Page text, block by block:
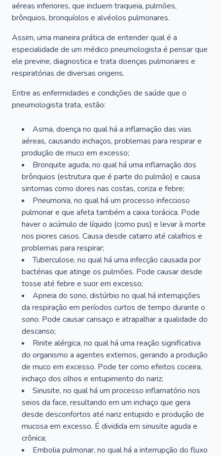
aéreas inferiores, que incluem traqueia, pulmões,
brônquios, bronquíolos e alvéolos pulmonares.
Assim, uma maneira prática de entender qual é a
especialidade de um médico pneumologista é pensar que
ele previne, diagnostica e trata doenças pulmonares e
respiratórias de diversas origens.
Entre as enfermidades e condições de saúde que o
pneumologista trata, estão:
Asma, doença no qual há a inflamação das vias
aéreas, causando inchaços, problemas para respirar e
produção de muco em excesso;
Bronquite aguda, no qual há uma inflamação dos
brônquios (estrutura que é parte do pulmão) e causa
sintomas como dores nas costas, coriza e febre;
Pneumonia, no qual há um processo infeccioso
pulmonar e que afeta também a caixa torácica. Pode
haver o acúmulo de líquido (como pus) e levar à morte
nos piores casos. Causa desde catarro até calafrios e
problemas para respirar;
Tuberculose, no qual há uma infecção causada por
bactérias que atinge os pulmões. Pode causar desde
tosse até febre e suor em excesso;
Apneia do sono, distúrbio no qual há interrupções
da respiração em períodos curtos de tempo durante o
sono. Pode causar cansaço e atrapalhar a qualidade do
descanso;
Rinite alérgica, no qual há uma reação significativa
do organismo a agentes externos, gerando a produção
de muco em excesso. Pode ter como efeitos coceira,
inchaço dos olhos e entupimento do nariz;
Sinusite, no qual há um processo inflamatório nos
seios da face, resultando em um inchaço que gera
desde desconfortos até nariz entupido e produção de
mucosa em excesso. É dividida em sinusite aguda e
crônica;
Embolia pulmonar, no qual há a interrupção do fluxo